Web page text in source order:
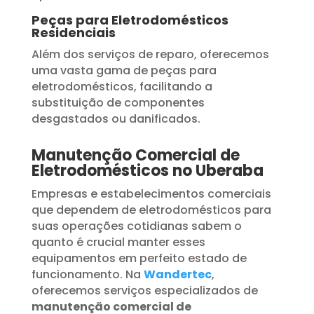
Peças para Eletrodomésticos
Residenciais
Além dos serviços de reparo, oferecemos
uma vasta gama de peças para
eletrodomésticos, facilitando a
substituição de componentes
desgastados ou danificados.
Manutenção Comercial de
Eletrodomésticos no Uberaba
Empresas e estabelecimentos comerciais
que dependem de eletrodomésticos para
suas operações cotidianas sabem o
quanto é crucial manter esses
equipamentos em perfeito estado de
funcionamento. Na Wandertec,
oferecemos serviços especializados de
manutenção comercial de